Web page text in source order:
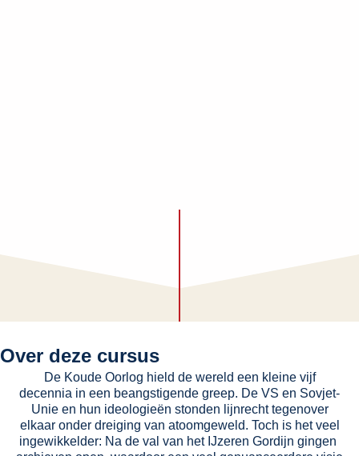
Over deze cursus
De Koude Oorlog hield de wereld een kleine vijf
decennia in een beangstigende greep. De VS en Sovjet-
Unie en hun ideologieën stonden lijnrecht tegenover
elkaar onder dreiging van atoomgeweld. Toch is het veel
ingewikkelder: Na de val van het IJzeren Gordijn gingen